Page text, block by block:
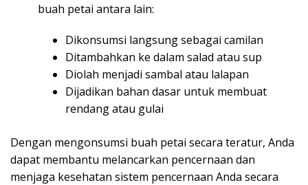
buah petai antara lain:
Dikonsumsi langsung sebagai camilan
Ditambahkan ke dalam salad atau sup
Diolah menjadi sambal atau lalapan
Dijadikan bahan dasar untuk membuat
rendang atau gulai
Dengan mengonsumsi buah petai secara teratur, Anda
dapat membantu melancarkan pencernaan dan
menjaga kesehatan sistem pencernaan Anda secara